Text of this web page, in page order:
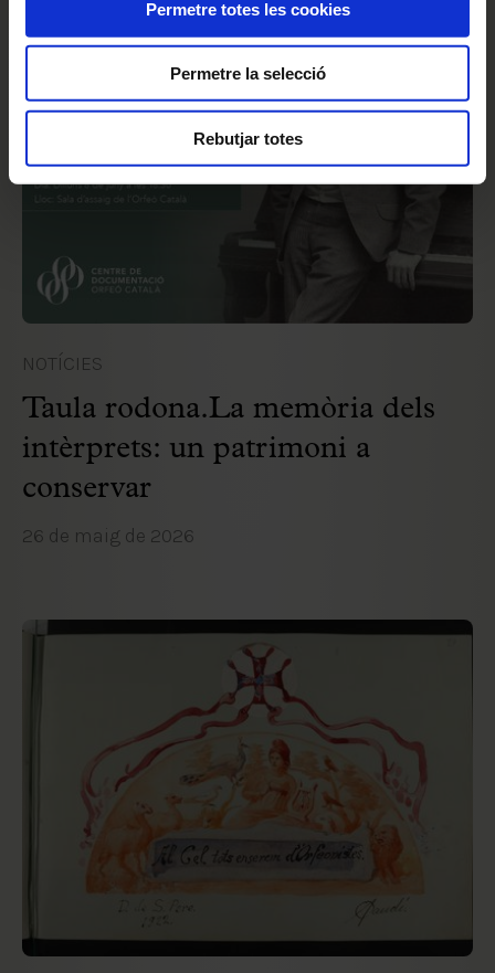
Permetre totes les cookies
Permetre la selecció
Rebutjar totes
NOTÍCIES
Taula rodona.La memòria dels
intèrprets: un patrimoni a
conservar
26 de maig de 2026